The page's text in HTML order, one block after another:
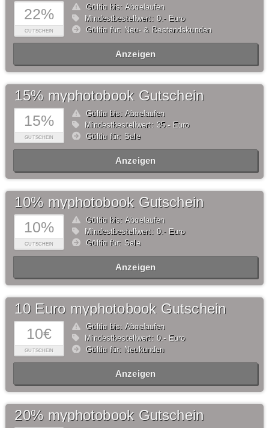
22%
GUTSCHEIN
Gültig bis: Abgelaufen
Mindestbestellwert: 0,- Euro
Gültig für: Neu- & Bestandskunden
Anzeigen
15%
GUTSCHEIN
15% myphotobook Gutschein
Gültig bis: Abgelaufen
Mindestbestellwert: 35,- Euro
Gültig für: Sale
Anzeigen
10%
GUTSCHEIN
10% myphotobook Gutschein
Gültig bis: Abgelaufen
Mindestbestellwert: 0,- Euro
Gültig für: Sale
Anzeigen
10€
GUTSCHEIN
10 Euro myphotobook Gutschein
Gültig bis: Abgelaufen
Mindestbestellwert: 0,- Euro
Gültig für: Neukunden
Anzeigen
20% myphotobook Gutschein